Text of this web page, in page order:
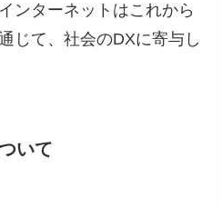
ンターネットはこれから
じて、社会のDXに寄与し
いて